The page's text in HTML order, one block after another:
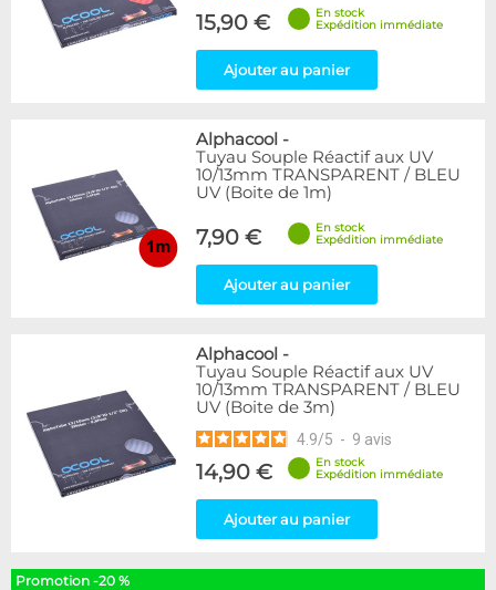
15,90 €
En stock
Expédition immédiate
Ajouter au panier
Alphacool -
Tuyau Souple Réactif aux UV
10/13mm TRANSPARENT / BLEU
UV (Boite de 1m)
7,90 €
En stock
Expédition immédiate
Ajouter au panier
Alphacool -
Tuyau Souple Réactif aux UV
10/13mm TRANSPARENT / BLEU
UV (Boite de 3m)
4.9/5 - 9 avis
14,90 €
En stock
Expédition immédiate
Ajouter au panier
Promotion -20 %